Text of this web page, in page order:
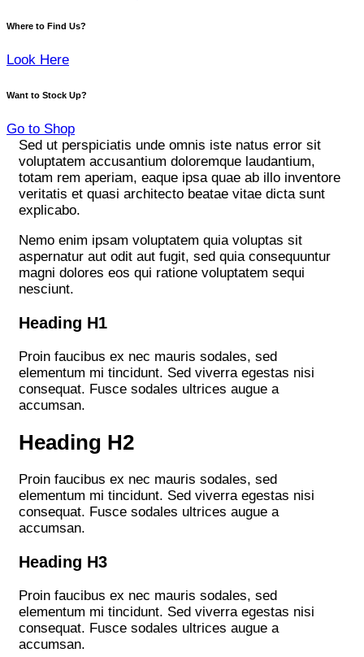
Where to Find Us?
Look Here
Want to Stock Up?
Go to Shop
Sed ut perspiciatis unde omnis iste natus error sit
voluptatem accusantium doloremque laudantium,
totam rem aperiam, eaque ipsa quae ab illo inventore
veritatis et quasi architecto beatae vitae dicta sunt
explicabo.
Nemo enim ipsam voluptatem quia voluptas sit
aspernatur aut odit aut fugit, sed quia consequuntur
magni dolores eos qui ratione voluptatem sequi
nesciunt.
Heading H1
Proin faucibus ex nec mauris sodales, sed
elementum mi tincidunt. Sed viverra egestas nisi
consequat. Fusce sodales ultrices augue a
accumsan.
Heading H2
Proin faucibus ex nec mauris sodales, sed
elementum mi tincidunt. Sed viverra egestas nisi
consequat. Fusce sodales ultrices augue a
accumsan.
Heading H3
Proin faucibus ex nec mauris sodales, sed
elementum mi tincidunt. Sed viverra egestas nisi
consequat. Fusce sodales ultrices augue a
accumsan.